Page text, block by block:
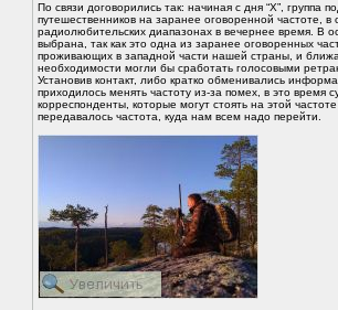
По связи договорились так: начиная с дня “Х”,
путешественников на заранее оговоренной частоте,
радиолюбительских диапазонах в вечернее время. В
выбрана, так как это одна из заранее оговоренных
проживающих в западной части нашей страны, и
необходимости могли бы сработать голосовыми
Установив контакт, либо кратко обменивались
приходилось менять частоту из-за помех, в это
корреспонденты, которые могут стоять на этой
передавалось частота, куда нам всем надо перейти.